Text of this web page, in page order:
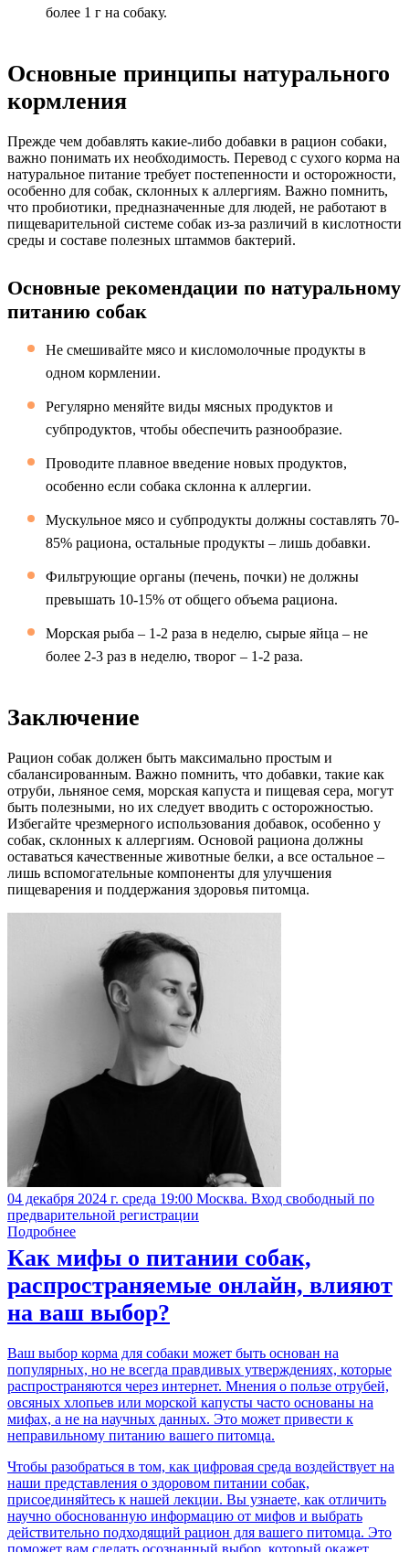
более 1 г на собаку.
Основные принципы натурального
кормления
Прежде чем добавлять какие-либо добавки в рацион собаки,
важно понимать их необходимость. Перевод с сухого корма на
натуральное питание требует постепенности и осторожности,
особенно для собак, склонных к аллергиям. Важно помнить,
что пробиотики, предназначенные для людей, не работают в
пищеварительной системе собак из-за различий в кислотности
среды и составе полезных штаммов бактерий.
Основные рекомендации по натуральному
питанию собак
Не смешивайте мясо и кисломолочные продукты в
одном кормлении.
Регулярно меняйте виды мясных продуктов и
субпродуктов, чтобы обеспечить разнообразие.
Проводите плавное введение новых продуктов,
особенно если собака склонна к аллергии.
Мускульное мясо и субпродукты должны составлять 70-
85% рациона, остальные продукты – лишь добавки.
Фильтрующие органы (печень, почки) не должны
превышать 10-15% от общего объема рациона.
Морская рыба – 1-2 раза в неделю, сырые яйца – не
более 2-3 раз в неделю, творог – 1-2 раза.
Заключение
Рацион собак должен быть максимально простым и
сбалансированным. Важно помнить, что добавки, такие как
отруби, льняное семя, морская капуста и пищевая сера, могут
быть полезными, но их следует вводить с осторожностью.
Избегайте чрезмерного использования добавок, особенно у
собак, склонных к аллергиям. Основой рациона должны
оставаться качественные животные белки, а все остальное –
лишь вспомогательные компоненты для улучшения
пищеварения и поддержания здоровья питомца.
04 декабря 2024 г. среда 19:00 Москва. Вход свободный по
предварительной регистрации
Подробнее
Как мифы о питании собак,
распространяемые онлайн, влияют
на ваш выбор?
Ваш выбор корма для собаки может быть основан на
популярных, но не всегда правдивых утверждениях, которые
распространяются через интернет. Мнения о пользе отрубей,
овсяных хлопьев или морской капусты часто основаны на
мифах, а не на научных данных. Это может привести к
неправильному питанию вашего питомца.
Чтобы разобраться в том, как цифровая среда воздействует на
наши представления о здоровом питании собак,
присоединяйтесь к нашей лекции. Вы узнаете, как отличить
научно обоснованную информацию от мифов и выбрать
действительно подходящий рацион для вашего питомца. Это
поможет вам сделать осознанный выбор, который окажет